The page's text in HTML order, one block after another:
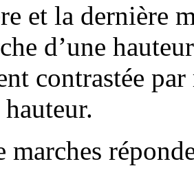
et la dernière
d’une
contrastée
marches